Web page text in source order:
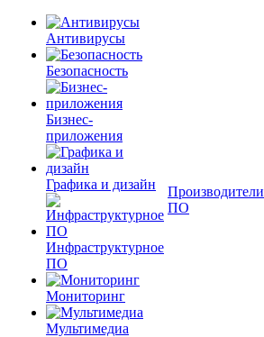
Антивирусы
Безопасность
Бизнес-
приложения
Графика и дизайн
Инфраструктурное
ПО
Мониторинг
Мультимедиа
Производители
ПО